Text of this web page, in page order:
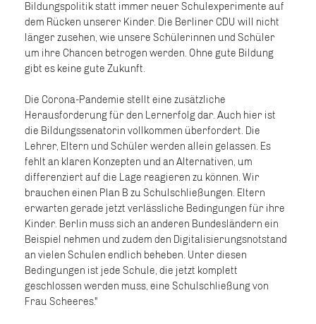
Bildungspolitik statt immer neuer Schulexperimente auf
dem Rücken unserer Kinder. Die Berliner CDU will nicht
länger zusehen, wie unsere Schülerinnen und Schüler
um ihre Chancen betrogen werden. Ohne gute Bildung
gibt es keine gute Zukunft.
Die Corona-Pandemie stellt eine zusätzliche
Herausforderung für den Lernerfolg dar. Auch hier ist
die Bildungssenatorin vollkommen überfordert. Die
Lehrer, Eltern und Schüler werden allein gelassen. Es
fehlt an klaren Konzepten und an Alternativen, um
differenziert auf die Lage reagieren zu können. Wir
brauchen einen Plan B zu Schulschließungen. Eltern
erwarten gerade jetzt verlässliche Bedingungen für ihre
Kinder. Berlin muss sich an anderen Bundesländern ein
Beispiel nehmen und zudem den Digitalisierungsnotstand
an vielen Schulen endlich beheben. Unter diesen
Bedingungen ist jede Schule, die jetzt komplett
geschlossen werden muss, eine Schulschließung von
Frau Scheeres."